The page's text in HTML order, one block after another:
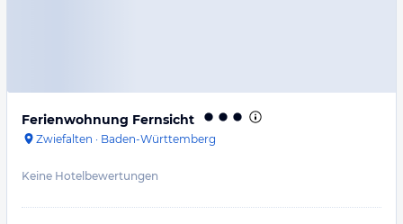
Ferienwohnung Fernsicht
Zwiefalten · Baden-Württemberg
Keine Hotelbewertungen